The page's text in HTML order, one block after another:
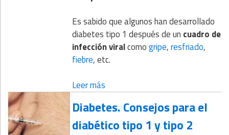
Es sabido que algunos han desarrollado
diabetes tipo 1 después de un cuadro de
infección viralcomogripe,resfriado,
fiebre, etc.
Leer más
Diabetes. Consejos para el
diabético tipo 1 y tipo 2